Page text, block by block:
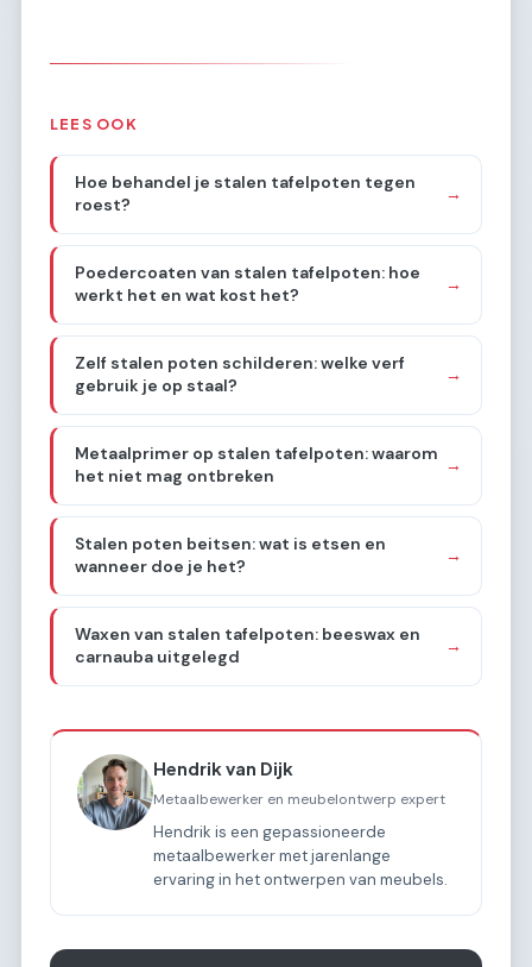
LEES OOK
Hoe behandel je stalen tafelpoten tegen
roest?
→
Poedercoaten van stalen tafelpoten: hoe
werkt het en wat kost het?
→
Zelf stalen poten schilderen: welke verf
gebruik je op staal?
→
Metaalprimer op stalen tafelpoten: waarom
het niet mag ontbreken
→
Stalen poten beitsen: wat is etsen en
wanneer doe je het?
→
Waxen van stalen tafelpoten: beeswax en
carnauba uitgelegd
→
Hendrik van Dijk
Metaalbewerker en meubelontwerp expert
Hendrik is een gepassioneerde
metaalbewerker met jarenlange
ervaring in het ontwerpen van meubels.